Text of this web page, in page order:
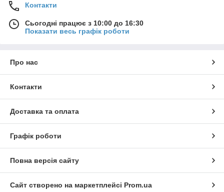
Затягування вузлів.
Робота з грузилами та іншими елементами
оснащення.
Сучасні плоскогубці та затискачі відрізняються ергономічним
дизайном, який забезпечує комфортне використання навіть у
ручки, що запобігають ковзанню, а також вбудовані пружини
для легкого відкривання.
Довговічність
Виготовлені з нержавіючої сталі або алюмінієвих сплавів,
плоскогубці та затискачі стійкі до впливу води та корозії, що
Види плоскогубців і затискачів
Риболовні плоскогубці
Контакти
Сьогодні працює з 10:00 до 16:30
Показати весь графік роботи
Про нас
Контакти
Доставка та оплата
Графік роботи
Повна версія сайту
Сайт створено на маркетплейсі Prom.ua